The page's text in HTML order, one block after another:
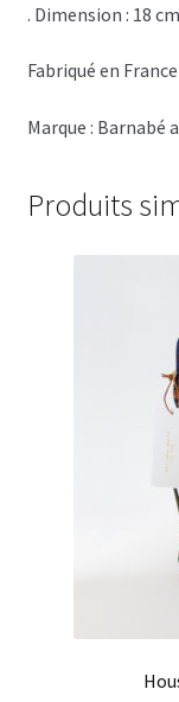
. Dimension : 18
Fabriqué en France
Marque : Barnabé
Produits